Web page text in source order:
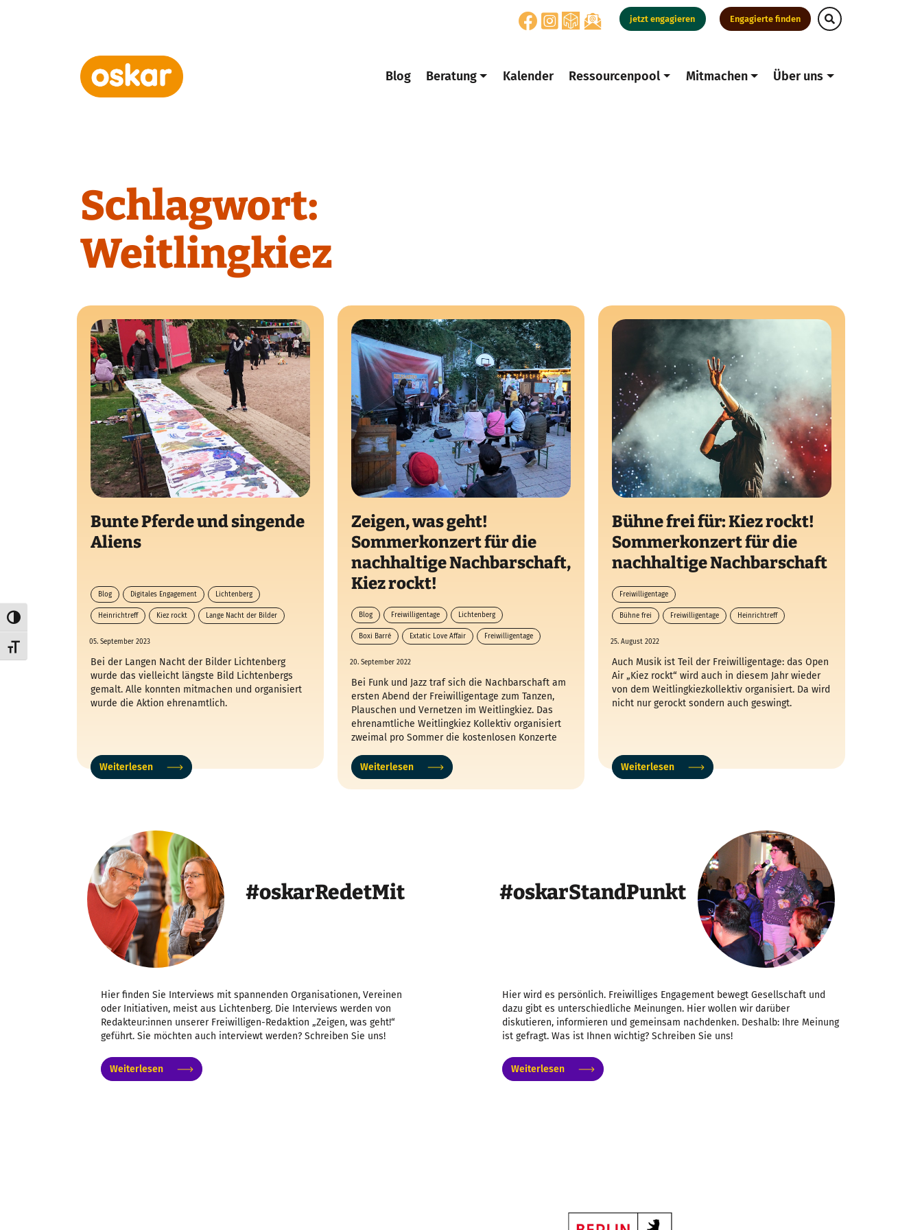
Umschalten auf hohe Kontraste
Schrift vergrößern
jetzt engagieren Engagierte finden
Hauptnavigation Blog Beratung Kalender Ressourcenpool Mitmachen Über uns
Schlagwort:
Weitlingkiez
Bunte Pferde und singende
Aliens
Blog Digitales Engagement Lichtenberg
Heinrichtreff Kiez rockt Lange Nacht der Bilder
Längstes Bild Lichtenbergs
05. September 2023
Bei der Langen Nacht der Bilder Lichtenberg
wurde das vielleicht längste Bild Lichtenbergs
gemalt. Alle konnten mitmachen und organisiert
wurde die Aktion ehrenamtlich.
Weiterlesen
Zeigen, was geht!
Sommerkonzert für die
nachhaltige Nachbarschaft,
Kiez rockt!
Blog Freiwilligentage Lichtenberg
Boxi Barré Extatic Love Affair Freiwilligentage
Funk
20. September 2022
Bei Funk und Jazz traf sich die Nachbarschaft am
ersten Abend der Freiwilligentage zum Tanzen,
Plauschen und Vernetzen im Weitlingkiez. Das
ehrenamtliche Weitlingkiez Kollektiv organisiert
zweimal pro Sommer die kostenlosen Konzerte
Weiterlesen
Bühne frei für: Kiez rockt!
Sommerkonzert für die
nachhaltige Nachbarschaft
Freiwilligentage
Bühne frei Freiwilligentage Heinrichtreff
Kiez rockt
25. August 2022
Auch Musik ist Teil der Freiwilligentage: das Open
Air „Kiez rockt“ wird auch in diesem Jahr wieder
von dem Weitlingkiezkollektiv organisiert. Da wird
nicht nur gerockt sondern auch geswingt.
Weiterlesen
#oskarRedetMit
Hier finden Sie Interviews mit spannenden Organisationen, Vereinen
oder Initiativen, meist aus Lichtenberg. Die Interviews werden von
Redakteur:innen unserer Freiwilligen-Redaktion „Zeigen, was geht!“
geführt. Sie möchten auch interviewt werden? Schreiben Sie uns!
Weiterlesen
#oskarStandPunkt
Hier wird es persönlich. Freiwilliges Engagement bewegt Gesellschaft und
dazu gibt es unterschiedliche Meinungen. Hier wollen wir darüber
diskutieren, informieren und gemeinsam nachdenken. Deshalb: Ihre Meinung
ist gefragt. Was ist Ihnen wichtig? Schreiben Sie uns!
Weiterlesen